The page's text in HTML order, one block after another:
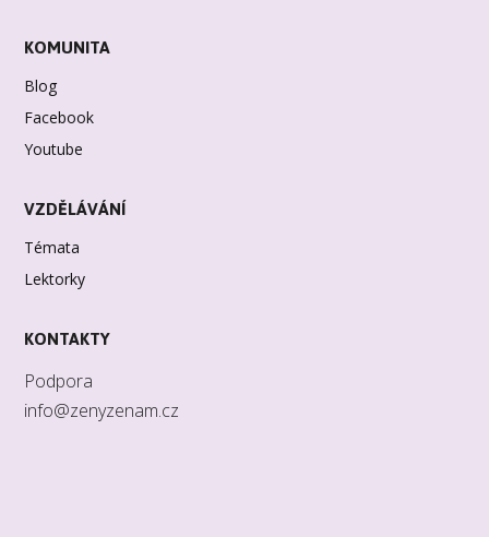
KOMUNITA
Blog
Facebook
Youtube
VZDĚLÁVÁNÍ
Témata
Lektorky
KONTAKTY
Podpora
info@zenyzenam.cz